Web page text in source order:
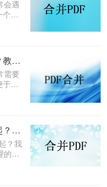
会遇
个文
简
读
个
的
这一
三个pdf文件怎么合成一个？教你4种大家都在用方法！
需要
于管
合成
两个pdf文件怎么合并到一起？大家来试试这3种方法吧！
？我
的文
，